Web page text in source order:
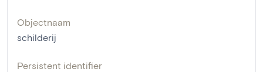
Objectnaam
schilderij
Persistent identifier